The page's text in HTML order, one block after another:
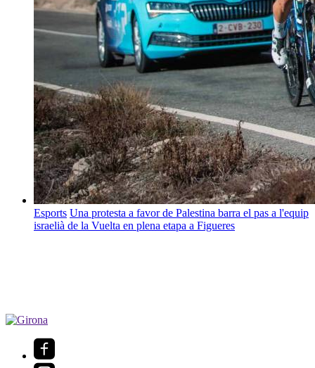
Esports Una protesta a favor de Palestina barra el pas a l'equip
israelià de la Vuelta en plena etapa a Figueres